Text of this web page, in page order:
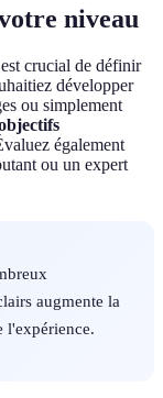
niveau
crucial de définir
développer
ou simplement
également
ou un expert
augmente la
l'expérience.